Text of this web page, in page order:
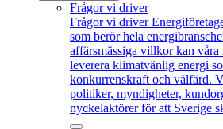
Frågor vi driver
Frågor vi driver
som berör hela
affärsmässiga villkor kan våra
leverera klimatvänlig energi
konkurrenskraft och välfärd.
politiker, myndigheter,
nyckelaktörer för att Sverige